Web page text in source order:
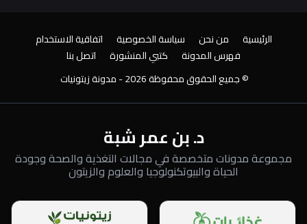
© جميع الحقوق محفوظة2026 - مدونة زيتونيات
الرئيسية من نحن سياسة الخصوصية
اتفاقية الاستخدام
فهرس المدونة
كتبي المنشورة اتصل بنا
د. بن عمر شبة
مجموعة مدونات متخصصة في مجالات التغذية والصحة وجودة
الحياة والبيوتكنولوجيا والعلوم والزيتون